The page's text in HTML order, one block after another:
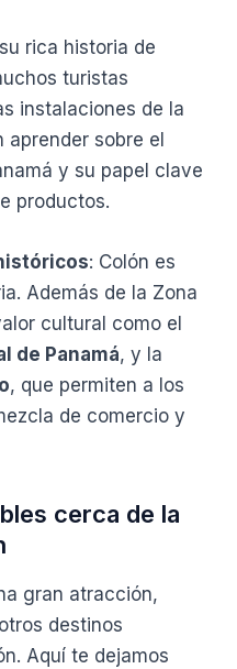
rica historia de
turistas
instalaciones de la
aprender sobre el
y su papel clave
productos.
: Colón es
Además de la Zona
cultural como el
de Panamá, y la
, que permiten a los
de comercio y
cerca de la
gran atracción,
destinos
Aquí te dejamos